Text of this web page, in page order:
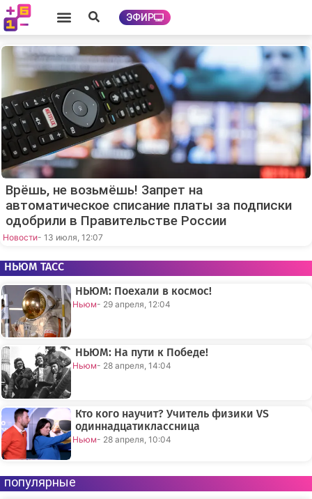
ЭФИР
Врёшь, не возьмёшь! Запрет на
автоматическое списание платы за подписки
одобрили в Правительстве России
Новости- 13 июля, 12:07
НЬЮМ ТАСС
НЬЮМ: Поехали в космос!
Ньюм- 29 апреля, 12:04
НЬЮМ: На пути к Победе!
Ньюм- 28 апреля, 14:04
Кто кого научит? Учитель физики VS
одиннадцатиклассница
Ньюм- 28 апреля, 10:04
популярные